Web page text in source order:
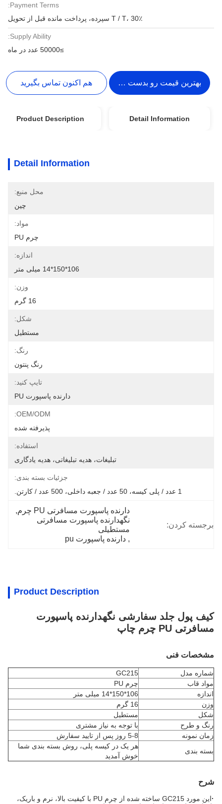
Payment Terms:
T / T، 30٪ سپرده، پرداخت مانده قبل از تحویل
Supply Ability:
≥50000 عدد در ماه
بهترین قیمت رو بدست بیار هم اکنون تماس بگیرید
Detail Information
Product Description
Detail Information
محل منبع:
چین
مواد:
چرم PU
اندازه:
106*150*14 میلی متر
وزن:
16 گرم
شکل:
مستطیل
رنگ:
رنگ پنتون
تایپ کنید:
دارنده پاسپورت PU
OEM/ODM:
پذیرفته شده
استفاده:
تبلیغات، هدیه تبلیغاتی، هدیه یادگاری
جزئیات بسته بندی:
برجسته کردن:
دارنده پاسپورت مسافرتی PU چرم
,
نگهدارنده پاسپورت مسافرتی
مستطیلی
, دارنده پاسپورت pu
Product Description
کیف پول جلد سفارشی نگهدارنده پاسپورت
مسافرتی PU چرم چاپ
مشخصات فنی
شماره مدل
GC215
مواد قاب
چرم PU
اندازه
106*150*14 میلی متر
وزن
16 گرم
شکل
مستطیل
رنگ و طرح
با توجه به نیاز مشتری
زمان نمونه
5-8 روز پس از تایید سفارش
بسته بندی
هر یک در کیسه پلی، روش بسته بندی شما
خوش آمدید
شرح
این مورد GC215 ساخته شده از چرم PU با کیفیت بالا، نرم و باریک،